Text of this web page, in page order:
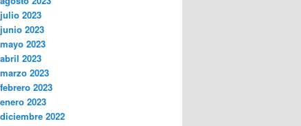
julio 2023
junio 2023
mayo 2023
abril 2023
marzo 2023
febrero 2023
enero 2023
diciembre 2022